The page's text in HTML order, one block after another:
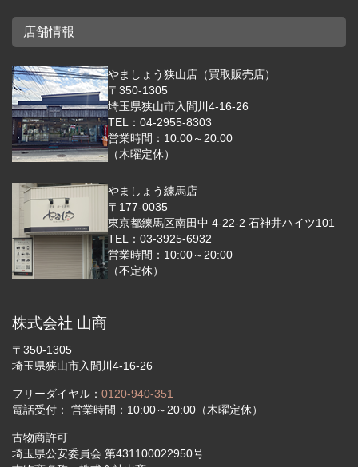
店舗情報
やましょう狭山店（買取販売店）
〒350-1305
埼玉県狭山市入間川4-16-26
TEL：04-2955-8303
営業時間：10:00～20:00
（木曜定休）
やましょう練馬店
〒177-0035
東京都練馬区南田中 4-22-2 石神井ハイツ101
TEL：03-3925-6932
営業時間：10:00～20:00
（不定休）
株式会社 山商
〒350-1305
埼玉県狭山市入間川4-16-26
フリーダイヤル： 0120-940-351
電話受付： 営業時間：10:00～20:00（木曜定休）
古物商許可
埼玉県公安委員会 第431100022950号